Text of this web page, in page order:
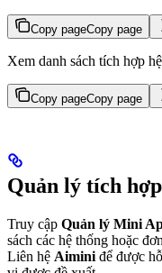
Copy pageCopy page
Xem danh sách tích hợp
Copy pageCopy page
Quản lý tích hợp
Truy cập Quản lý Mini
sách các hệ thống hoặc
Liên hệ Aiminiđể được